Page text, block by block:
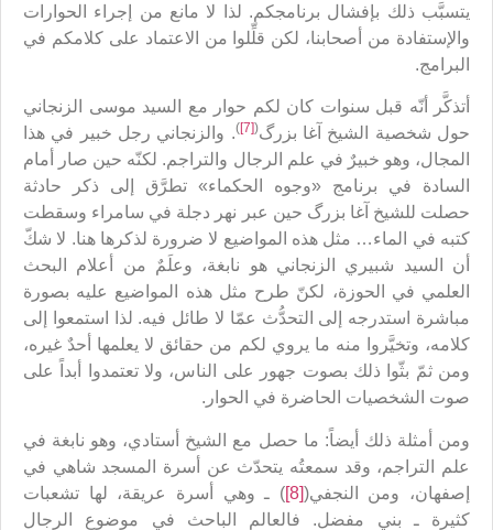
يتسبَّب ذلك بإفشال برنامجكم. لذا لا مانع من إجراء الحوارات
والإستفادة من أصحابنا، لكن قلِّلوا من الاعتماد على كلامكم في
البرامج.
أتذكَّر أنّه قبل سنوات كان لكم حوار مع السيد موسى الزنجاني
حول شخصية الشيخ آغا بزرگ(
[7]
). والزنجاني رجل خبير في هذا
المجال، وهو خبيرٌ في علم الرجال والتراجم. لكنّه حين صار أمام
السادة في برنامج «وجوه الحكماء» تطرَّق إلى ذكر حادثة
حصلت للشيخ آغا بزرگ حين عبر نهر دجلة في سامراء وسقطت
كتبه في الماء… مثل هذه المواضيع لا ضرورة لذكرها هنا. لا شكّ
أن السيد شبيري الزنجاني هو نابغة، وعلَمٌ من أعلام البحث
العلمي في الحوزة، لكنّ طرح مثل هذه المواضيع عليه بصورة
مباشرة استدرجه إلى التحدُّث عمّا لا طائل فيه. لذا استمعوا إلى
كلامه، وتخيَّروا منه ما يروي لكم من حقائق لا يعلمها أحدٌ غيره،
ومن ثمّ بثّوا ذلك بصوت جهور على الناس، ولا تعتمدوا أبداً على
صوت الشخصيات الحاضرة في الحوار.
ومن أمثلة ذلك أيضاً: ما حصل مع الشيخ أستادي، وهو نابغة في
علم التراجم، وقد سمعتُه يتحدّث عن أسرة المسجد شاهي في
إصفهان، ومن النجفي([8]
) ـ وهي أسرة عريقة، لها تشعبات
كثيرة ـ بني مفضل. فالعالم الباحث في موضوع الرجال